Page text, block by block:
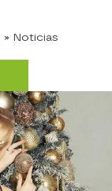
» Noticias